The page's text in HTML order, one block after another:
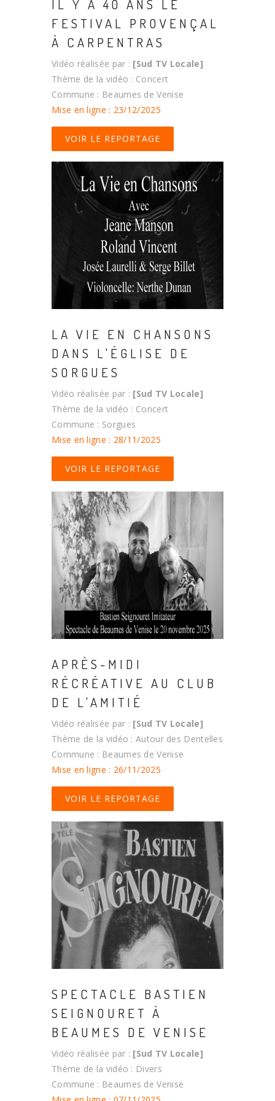
IL Y A 40 ANS LE
FESTIVAL PROVENÇAL
À CARPENTRAS
Vidéo réalisée par : [Sud TV Locale]
Thème de la vidéo : Concert
Commune : Beaumes de Venise
Mise en ligne : 23/12/2025
VOIR LE REPORTAGE
LA VIE EN CHANSONS
DANS L'ÉGLISE DE
SORGUES
Vidéo réalisée par : [Sud TV Locale]
Thème de la vidéo : Concert
Commune : Sorgues
Mise en ligne : 28/11/2025
VOIR LE REPORTAGE
APRÈS-MIDI
RÉCRÉATIVE AU CLUB
DE L'AMITIÉ
Vidéo réalisée par : [Sud TV Locale]
Thème de la vidéo : Autour des Dentelles
Commune : Beaumes de Venise
Mise en ligne : 26/11/2025
VOIR LE REPORTAGE
SPECTACLE BASTIEN
SEIGNOURET À
BEAUMES DE VENISE
Vidéo réalisée par : [Sud TV Locale]
Thème de la vidéo : Divers
Commune : Beaumes de Venise